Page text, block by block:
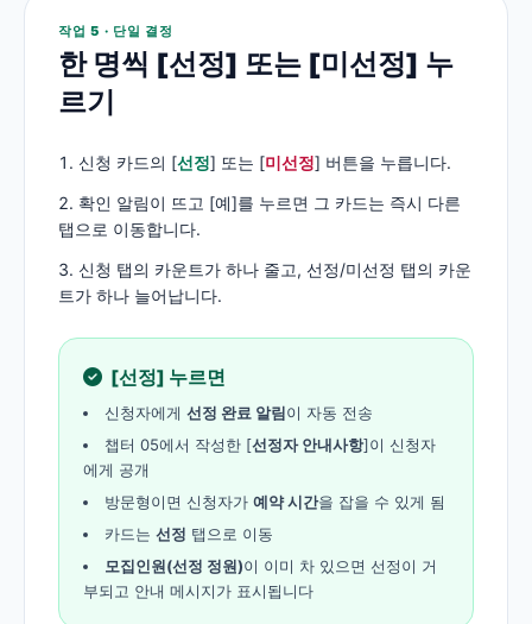
작업 5 · 단일 결정
한 명씩 [선정] 또는 [미선정] 누
르기
신청 카드의 [선정] 또는 [미선정] 버튼을 누릅니다.
확인 알림이 뜨고 [예]를 누르면 그 카드는 즉시 다른
탭으로 이동합니다.
신청 탭의 카운트가 하나 줄고, 선정/미선정 탭의 카운
트가 하나 늘어납니다.
[선정] 누르면
신청자에게 선정 완료 알림이 자동 전송
챕터 05에서 작성한 [선정자 안내사항]이 신청자
에게 공개
방문형이면 신청자가 예약 시간을 잡을 수 있게 됨
카드는 선정 탭으로 이동
모집인원(선정 정원)이 이미 차 있으면 선정이 거
부되고 안내 메시지가 표시됩니다